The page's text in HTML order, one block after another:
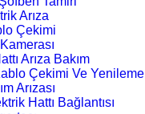
Arıza
Çekimi
Arıza Bakım
Çekimi Ve Yenileme
Arızası
Hattı Bağlantısı